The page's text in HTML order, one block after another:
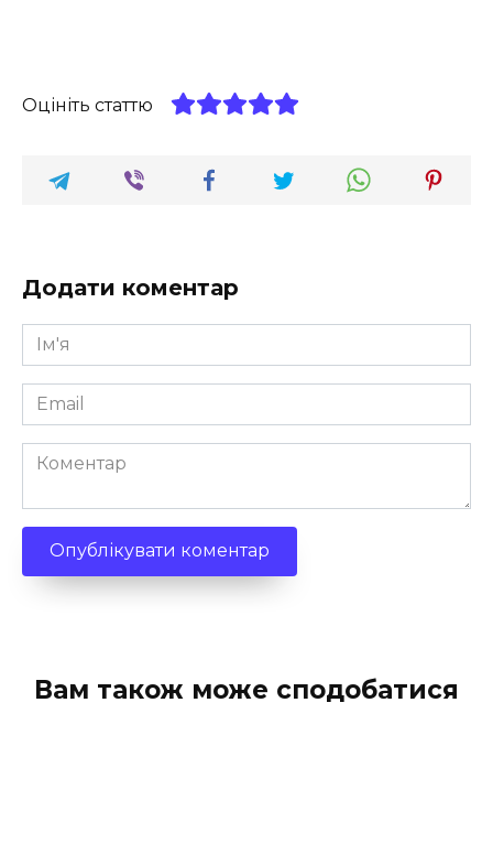
Оцініть статтю
Додати коментар
Ім'я
*
Email
*
Коментар
Вам також може сподобатися